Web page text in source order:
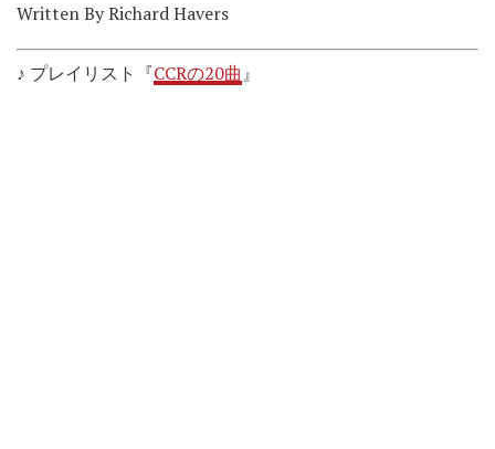
Written By Richard Havers
♪ プレイリスト『CCRの20曲』